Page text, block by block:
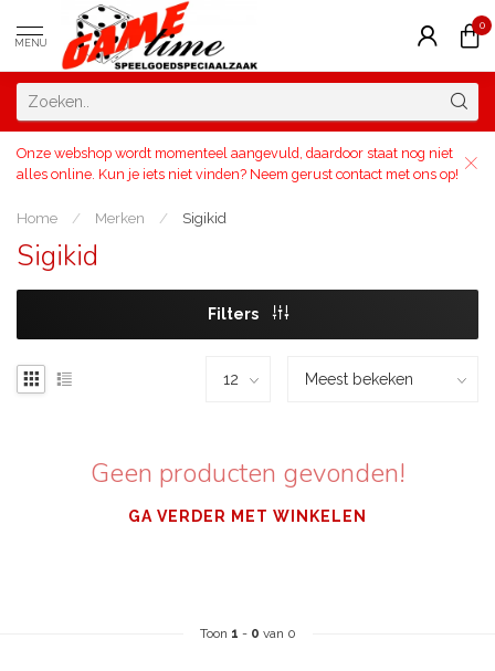
MENU
0
Onze webshop wordt momenteel aangevuld, daardoor staat nog niet
alles online. Kun je iets niet vinden? Neem gerust contact met ons op!
Home / Merken / Sigikid
Sigikid
Filters
Geen producten gevonden!
GA VERDER MET WINKELEN
Toon 1 - 0 van 0